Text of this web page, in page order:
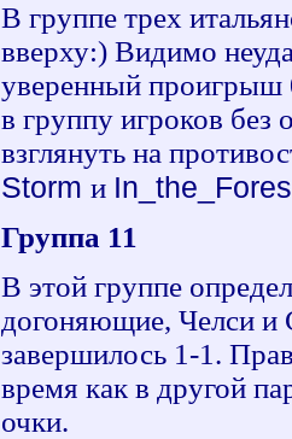
В группе трех
вверху:) Видимо
уверенный проигрыш
в группу игроков без
взглянуть на
Storm и
Группа 11
В этой группе
догоняющие, Челси и
завершилось 1-1.
время как в другой
очки.